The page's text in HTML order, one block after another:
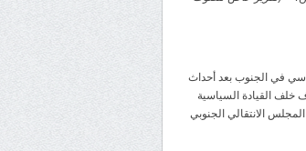
في الجنوب بعد أحداث
خلف القيادة السياسية
الانتقالي الجنوبي